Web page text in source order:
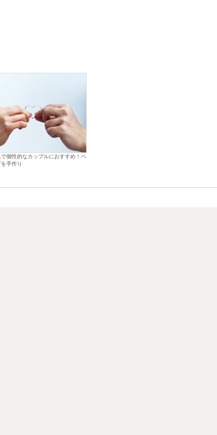
で個性的なカップルにおすすめ！ペ
手作り